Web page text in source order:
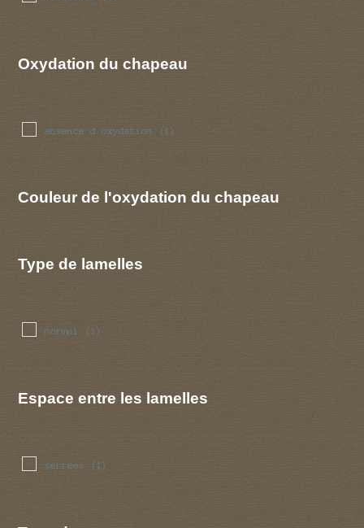
Oxydation du chapeau
absence d oxydation (1)
Couleur de l'oxydation du chapeau
Type de lamelles
normal (1)
Espace entre les lamelles
serrees (1)